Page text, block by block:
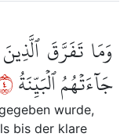
وَمَا تَفَرَّقَ
جَآءَتۡهُمُ ٱلۡبَيِّنَةُ
wurde,
bis der klare